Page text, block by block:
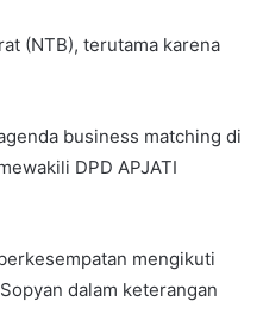
(NTB), terutama karena
business matching di
DPD APJATI
mengikuti
dalam keterangan